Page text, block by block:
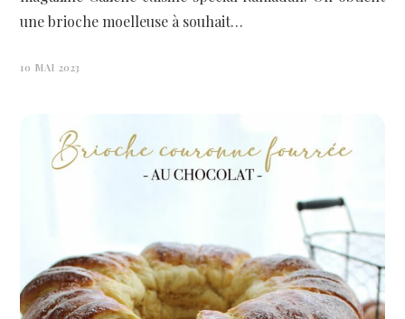
une brioche moelleuse à souhait…
10 MAI 2023